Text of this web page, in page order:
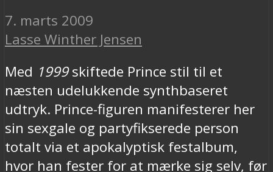
7. marts 2009
Lasse Winther Jensen
Med 1999skiftede Prince stil til et
næsten udelukkende synthbaseret
udtryk. Prince-figuren manifesterer her
sin sexgale og partyfikserede person
totalt via et apokalyptisk festalbum,
hvor han fester for at mærke sig selv, før